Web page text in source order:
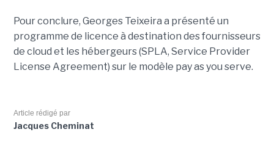
Pour conclure, Georges Teixeira a présenté un
programme de licence à destination des fournisseurs
de cloud et les hébergeurs (SPLA, Service Provider
License Agreement) sur le modèle pay as you serve.
Article rédigé par
Jacques Cheminat